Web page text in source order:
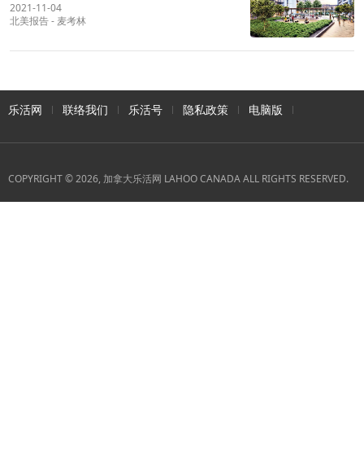
2021-11-04
北美报告- 麦考林
乐活网 联络我们 乐活号 隐私政策 电脑版
COPYRIGHT © 2026, 加拿大乐活网 LAHOO CANADA ALL RIGHTS RESERVED.